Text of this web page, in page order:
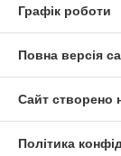
Графік роботи
Повна версія
Сайт створено
Політика